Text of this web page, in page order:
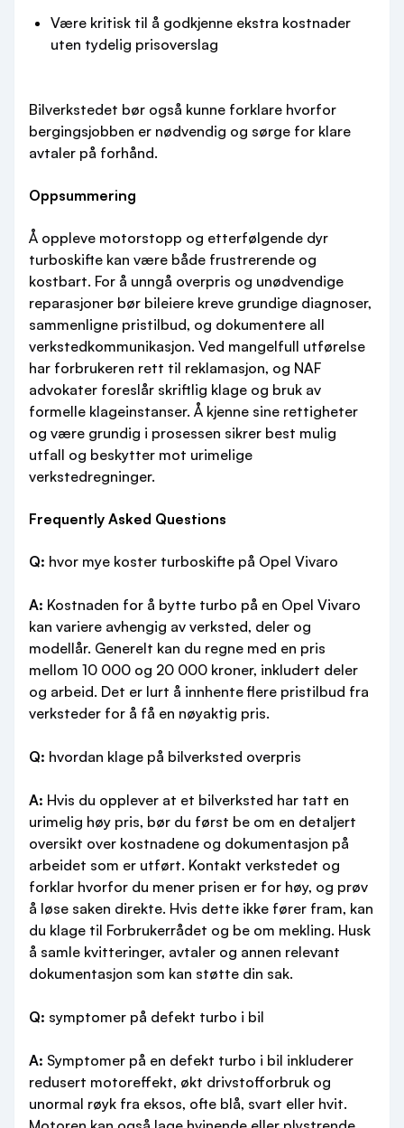
Være kritisk til å godkjenne ekstra kostnader
uten tydelig prisoverslag
Bilverkstedet bør også kunne forklare hvorfor
bergingsjobben er nødvendig og sørge for klare
avtaler på forhånd.
Oppsummering
Å oppleve motorstopp og etterfølgende dyr
turboskifte kan være både frustrerende og
kostbart. For å unngå overpris og unødvendige
reparasjoner bør bileiere kreve grundige diagnoser,
sammenligne pristilbud, og dokumentere all
verkstedkommunikasjon. Ved mangelfull utførelse
har forbrukeren rett til reklamasjon, og NAF
advokater foreslår skriftlig klage og bruk av
formelle klageinstanser. Å kjenne sine rettigheter
og være grundig i prosessen sikrer best mulig
utfall og beskytter mot urimelige
verkstedregninger.
Frequently Asked Questions
Q: hvor mye koster turboskifte på Opel Vivaro
A: Kostnaden for å bytte turbo på en Opel Vivaro
kan variere avhengig av verksted, deler og
modellår. Generelt kan du regne med en pris
mellom 10 000 og 20 000 kroner, inkludert deler
og arbeid. Det er lurt å innhente flere pristilbud fra
verksteder for å få en nøyaktig pris.
Q: hvordan klage på bilverksted overpris
A: Hvis du opplever at et bilverksted har tatt en
urimelig høy pris, bør du først be om en detaljert
oversikt over kostnadene og dokumentasjon på
arbeidet som er utført. Kontakt verkstedet og
forklar hvorfor du mener prisen er for høy, og prøv
å løse saken direkte. Hvis dette ikke fører fram, kan
du klage til Forbrukerrådet og be om mekling. Husk
å samle kvitteringer, avtaler og annen relevant
dokumentasjon som kan støtte din sak.
Q: symptomer på defekt turbo i bil
A: Symptomer på en defekt turbo i bil inkluderer
redusert motoreffekt, økt drivstofforbruk og
unormal røyk fra eksos, ofte blå, svart eller hvit.